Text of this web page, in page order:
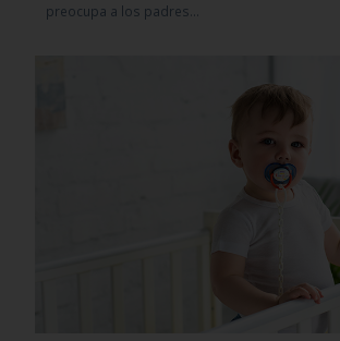
preocupa a los padres…